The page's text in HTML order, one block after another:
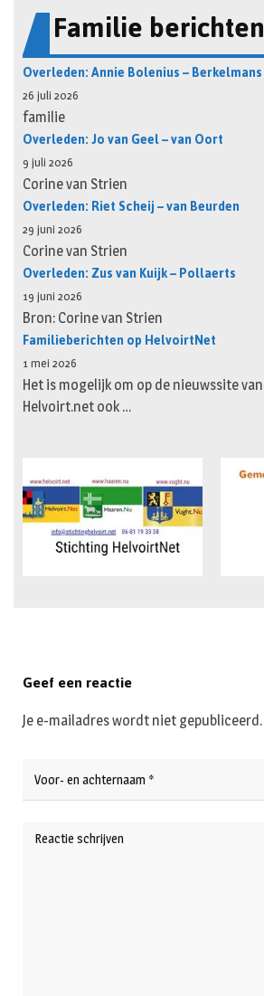
Familie berichten
Overleden: Annie Bolenius – Berkelmans
26 juli 2026
familie
Overleden: Jo van Geel – van Oort
9 juli 2026
Corine van Strien
Overleden: Riet Scheij – van Beurden
29 juni 2026
Corine van Strien
Overleden: Zus van Kuijk – Pollaerts
19 juni 2026
Bron: Corine van Strien
Familieberichten op HelvoirtNet
1 mei 2026
Het is mogelijk om op de nieuwssite van
Helvoirt.net ook …
Geef een reactie
Je e-mailadres wordt niet gepubliceerd.